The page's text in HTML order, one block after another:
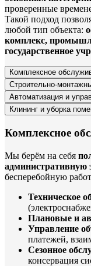
проверенные
Такой подход
любой тип объекта:
комплекс,
государственное
Комплексное
Строительно-
Автоматизация и
Клининг и уборка
Комплексное
Мы берём на себя
административную
бесперебойную
Техническое
Плановые и
Управление
платежей,
Сезонное
консервация